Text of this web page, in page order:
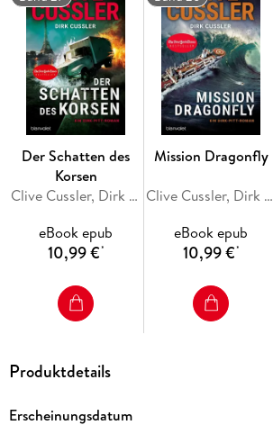
Der Schatten des
Korsen
Clive Cussler, Dirk Cussler
eBook epub
10,99 €*
Mission Dragonfly
Clive Cussler, Dirk Cussler
eBook epub
10,99 €*
Produktdetails
Erscheinungsdatum